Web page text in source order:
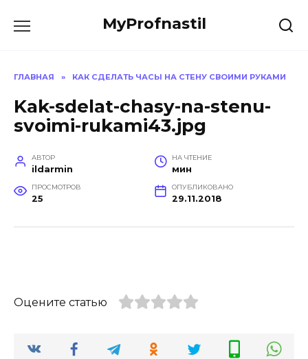
MyProfnastil
ГЛАВНАЯ » КАК СДЕЛАТЬ ЧАСЫ НА СТЕНУ СВОИМИ РУКАМИ
Kak-sdelat-chasy-na-stenu-
svoimi-rukami43.jpg
АВТОР
ildarmin
НА ЧТЕНИЕ
мин
ПРОСМОТРОВ
25
ОПУБЛИКОВАНО
29.11.2018
Оцените статью